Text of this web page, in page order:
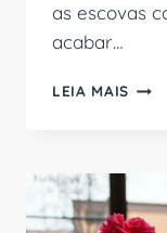
as escovas
acabar…
LEIA MAIS TOP
PARA